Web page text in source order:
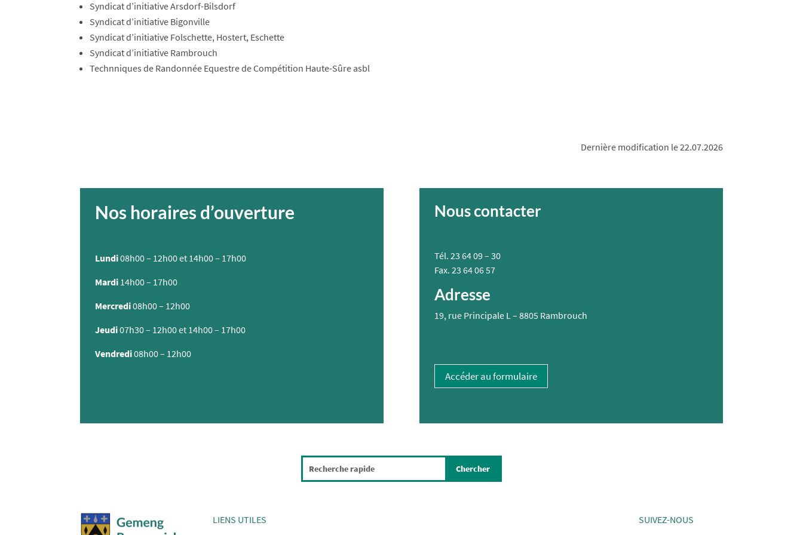
​Syndicat d’initiative Arsdorf-Bilsdorf
​Syndicat d’initiative Bigonville
​Syndicat d’initiative Folschette, Hostert, Eschette
​Syndicat d’initiative Rambrouch
Technniques de Randonnée Equestre de Compétition Haute-Sûre asbl
Dernière modification le 22.07.2026
Nos horaires d’ouverture
Lundi08h00 – 12h00 et 14h00 – 17h00
Mardi 14h00 – 17h00
Mercredi08h00 – 12h00
Jeudi07h30 – 12h00 et 14h00 – 17h00
Vendredi08h00 – 12h00
Nous contacter
Tél. 23 64 09 – 30
Fax. 23 64 06 57
Adresse
19, rue Principale L – 8805 Rambrouch
Accéder au formulaire
LIENS UTILES SUIVEZ-NOUS